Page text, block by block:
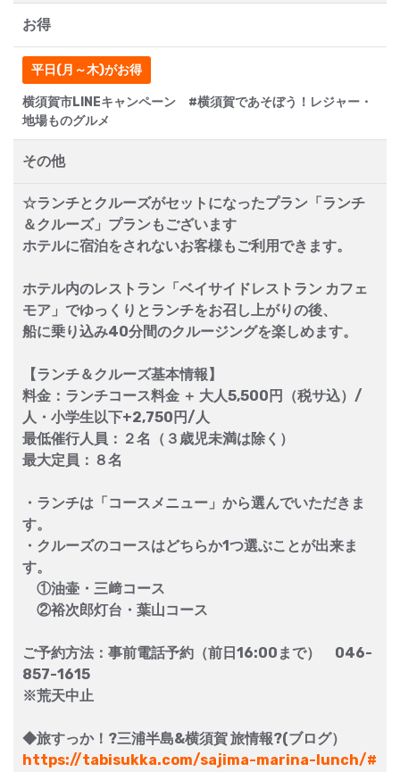
お得
平日(月～木)がお得
横須賀市LINEキャンペーン #横須賀であそぼう！レジャー・
地場ものグルメ
その他
☆ランチとクルーズがセットになったプラン「ランチ
＆クルーズ」プランもございます
ホテルに宿泊をされないお客様もご利用できます。
ホテル内のレストラン「ベイサイドレストラン カフェ
モア」でゆっくりとランチをお召し上がりの後、
船に乗り込み40分間のクルージングを楽しめます。
【ランチ＆クルーズ基本情報】
料金：ランチコース料金 ＋ 大人5,500円（税サ込）/
人・小学生以下+2,750円/人
最低催行人員：２名（３歳児未満は除く）
最大定員：８名
・ランチは「コースメニュー」から選んでいただきま
す。
・クルーズのコースはどちらか1つ選ぶことが出来ま
す。
①油壷・三﨑コース
②裕次郎灯台・葉山コース
ご予約方法：事前電話予約（前日16:00まで） 046-
857-1615
※荒天中止
◆旅すっか！?三浦半島&横須賀 旅情報?(ブログ）
https://tabisukka.com/sajima-marina-lunch/#